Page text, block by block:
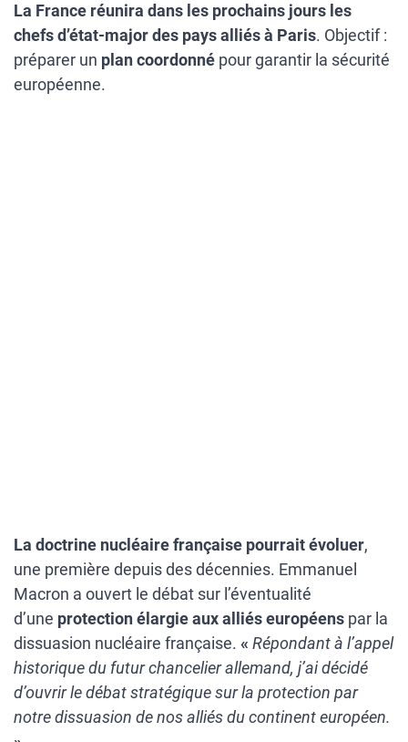
La France réunira dans les prochains jours les
chefs d’état-major des pays alliés à Paris. Objectif :
préparer un plan coordonné pour garantir la sécurité
européenne.
La doctrine nucléaire française pourrait évoluer,
une première depuis des décennies. Emmanuel
Macron a ouvert le débat sur l’éventualité
d’une protection élargie aux alliés européens par la
dissuasion nucléaire française. « Répondant à l’appel
historique du futur chancelier allemand, j’ai décidé
d’ouvrir le débat stratégique sur la protection par
notre dissuasion de nos alliés du continent européen.